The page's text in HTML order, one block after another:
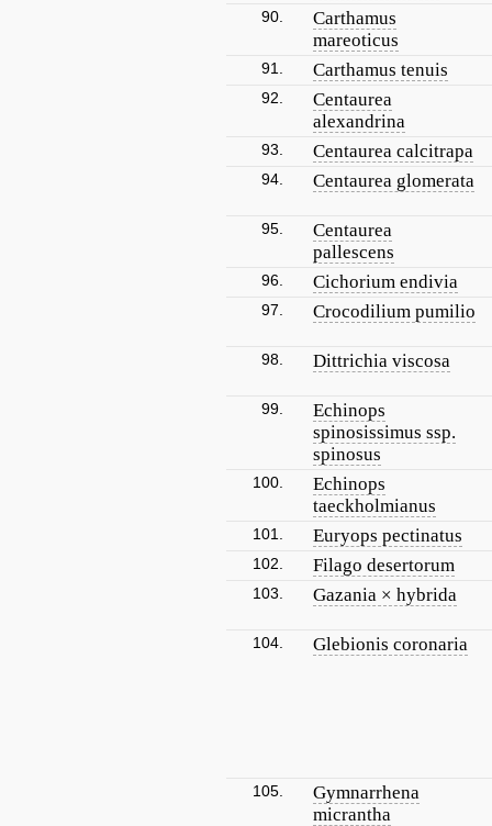
90.
Carthamus
mareoticus
91. Carthamus tenuis
92.
Centaurea
alexandrina
93. Centaurea calcitrapa
94. Centaurea glomerata
95.
Centaurea
pallescens
96. Cichorium endivia
97. Crocodilium pumilio
98. Dittrichia viscosa
99.
Echinops
spinosissimus ssp.
spinosus
100.
Echinops
taeckholmianus
101. Euryops pectinatus
102. Filago desertorum
103. Gazania × hybrida
104. Glebionis coronaria
105.
Gymnarrhena
micrantha